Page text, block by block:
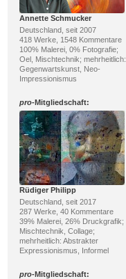
Annette Schmucker
Deutschland, seit 2007
418 Werke, 1548 Kommentare
100% Malerei, 0% Fotografie;
Oel, Mischtechnik; mehrheitlich:
Gegenwartskunst, Neo-
Impressionismus
pro-Mitgliedschaft:
Rüdiger Philipp
Deutschland, seit 2017
287 Werke, 40 Kommentare
39% Malerei, 26% Druckgrafik;
Mischtechnik, Collage;
mehrheitlich: Abstrakter
Expressionismus, Informel
pro-Mitgliedschaft: